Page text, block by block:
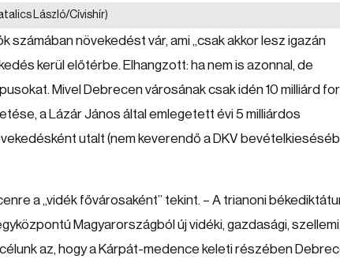
László/Cívishír)
növekedést vár, ami „csak akkor lesz igazán
kerül előtérbe. Elhangzott: ha nem is azonnal, de
Mivel Debrecen városának csak idén 10 milliárd
a Lázár János által emlegetett évi 5 milliárdos
utalt (nem keverendő a DKV
a „vidék fővárosaként” tekint. – A trianoni
Magyarországból új vidéki, gazdasági,
az, hogy a Kárpát-medence keleti részében